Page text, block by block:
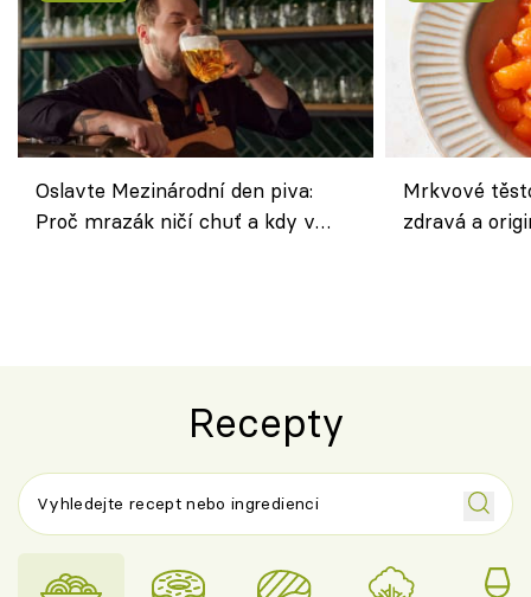
Oslavte Mezinárodní den piva:
Proč mrazák ničí chuť a kdy v
Mrkvové
zdravá a
Recepty